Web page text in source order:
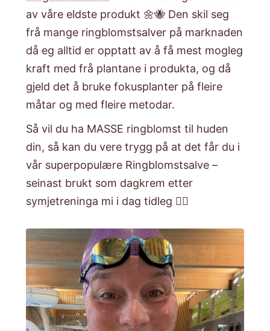
av våre eldste produkt 🌼🐝 Den skil seg
frå mange ringblomstsalver på marknaden
då eg alltid er opptatt av å få mest mogleg
kraft med frå plantane i produkta, og då
gjeld det å bruke fokusplanter på fleire
måtar og med fleire metodar.
Så vil du ha MASSE ringblomst til huden
din, så kan du vere trygg på at det får du i
vår superpopulære Ringblomstsalve –
seinast brukt som dagkrem etter
symjetreninga mi i dag tidleg 🏊‍♀️